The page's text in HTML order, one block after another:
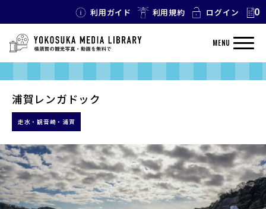
利用ガイド 利用規約 ログイン 0
MENU
浦賀レンガドック
走水・観音崎・浦賀